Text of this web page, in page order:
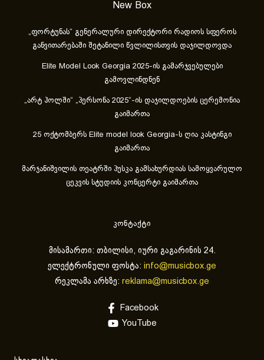
New Box
„ფორტუნას“ გენერალური დირექტორი რადიოს სფეროს
განვითარებაში შეტანილი წვლილისთვის დაჯილდოვდა
Elite Model Look Georgia 2025-ის გამარჯვებულები
გამოვლინდნენ
„არტ ჰოლში“ „პერსონა 2025“-ის დაჯილდოების ცერემონია
გაიმართა
25 ოქტომბერს Elite model look Georgia-ს ღია კასტინგი
გაიმართა
მარჯანიშვილის თეატრში პუსკა გამსახურდიას სამოყვარულო
ცეკვის სტუდიის კონცერტი გაიმართა
კონტაქტი
მისამართი: თბილისი, იური გაგარინის 24.
ელექტრონული ფოსტა: info@musicbox.ge
რეკლამა არხზე: reklama@musicbox.ge
Facebook
YouTube